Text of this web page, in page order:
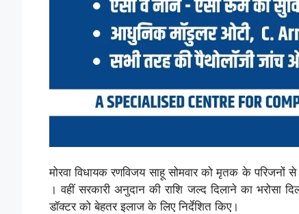
मोरवा विधायक रणविजय साहू सोमवार को मृतक के
। वहीं सरकारी अनुदान की राशि जल्द दिलाने का भरोसा
डॉक्टर को बेहतर इलाज के लिए निर्देशित किए।